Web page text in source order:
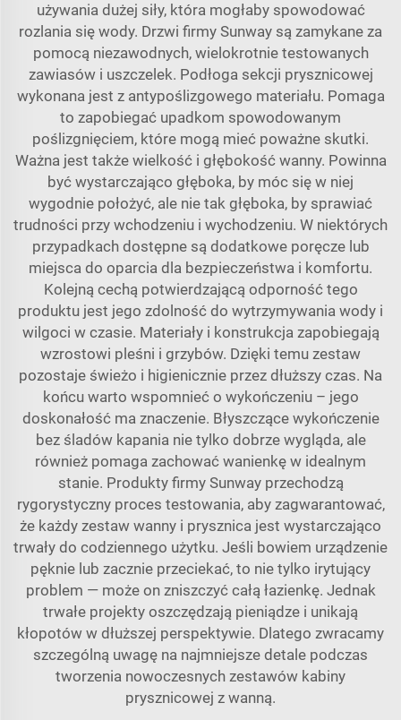
używania dużej siły, która mogłaby spowodować
rozlania się wody. Drzwi firmy Sunway są zamykane za
pomocą niezawodnych, wielokrotnie testowanych
zawiasów i uszczelek. Podłoga sekcji prysznicowej
wykonana jest z antypoślizgowego materiału. Pomaga
to zapobiegać upadkom spowodowanym
poślizgnięciem, które mogą mieć poważne skutki.
Ważna jest także wielkość i głębokość wanny. Powinna
być wystarczająco głęboka, by móc się w niej
wygodnie położyć, ale nie tak głęboka, by sprawiać
trudności przy wchodzeniu i wychodzeniu. W niektórych
przypadkach dostępne są dodatkowe poręcze lub
miejsca do oparcia dla bezpieczeństwa i komfortu.
Kolejną cechą potwierdzającą odporność tego
produktu jest jego zdolność do wytrzymywania wody i
wilgoci w czasie. Materiały i konstrukcja zapobiegają
wzrostowi pleśni i grzybów. Dzięki temu zestaw
pozostaje świeżo i higienicznie przez dłuższy czas. Na
końcu warto wspomnieć o wykończeniu – jego
doskonałość ma znaczenie. Błyszczące wykończenie
bez śladów kapania nie tylko dobrze wygląda, ale
również pomaga zachować wanienkę w idealnym
stanie. Produkty firmy Sunway przechodzą
rygorystyczny proces testowania, aby zagwarantować,
że każdy zestaw wanny i prysznica jest wystarczająco
trwały do codziennego użytku. Jeśli bowiem urządzenie
pęknie lub zacznie przeciekać, to nie tylko irytujący
problem — może on zniszczyć całą łazienkę. Jednak
trwałe projekty oszczędzają pieniądze i unikają
kłopotów w dłuższej perspektywie. Dlatego zwracamy
szczególną uwagę na najmniejsze detale podczas
tworzenia nowoczesnych zestawów kabiny
prysznicowej z wanną.